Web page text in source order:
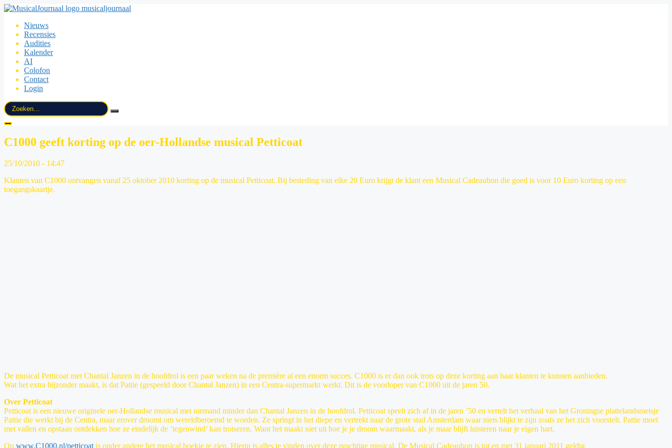
musicaljournaal
Nieuws
Recensies
Audities
Kalender
AI
Colofon
Contact
Login
Zoek
naar:
C1000 geeft korting op de oer-Hollandse musical Petticoat
25/10/2010 - 14:47
Klanten van C1000 ontvangen vanaf 25 oktober 2010 korting op de musical Petticoat. Bij besteding van elke 20 Euro krijgt de klant een Musical Cadeaubon die goed is voor 10 Euro korting op een
toegangskaartje.
De musical Petticoat met Chantal Janzen in de hoofdrol is een paar weken na de première al een enorm succes. C1000 is er dan ook trots op deze korting aan haar klanten te kunnen aanbieden.
Wat het extra bijzonder maakt, is dat Pattie (gespeeld door Chantal Janzen) in een Centra-supermarkt werkt. Dit is de voorloper van C1000 uit de jaren 50.
Over Petticoat
Petticoat is een nieuwe originele oer-Hollandse musical met niemand minder dan Chantal Janzen in de hoofdrol. Petticoat speelt zich af in de jaren ’50 en vertelt het verhaal van het Groningse plattelandsmeisje
Pattie die werkt bij de Centra, maar erover droomt om wereldberoemd te worden. Ze springt in het diepe en vertrekt naar de grote stad Amsterdam waar niets blijkt te zijn zoals ze het zich voorstelt. Pattie moet
met vallen en opstaan ontdekken hoe ze eindelijk de ’tegenwind’ kan trotseren. Want het maakt niet uit hoe je je droom waarmaakt, als je maar blijft luisteren naar je eigen hart.
Op www.C1000.nl/petticoat is onder andere het musical boekje te zien. Hierin is alles te vinden over deze prachtige musical. De Musical Cadeaubon is tot en met 31 januari 2011 geldig.